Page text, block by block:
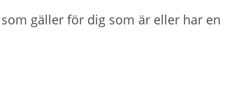
gäller för dig som är eller har en